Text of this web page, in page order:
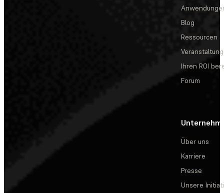
Blog
Ressourcen
Ihren ROI
Forum
Über uns
Karriere
Presse
Unsere